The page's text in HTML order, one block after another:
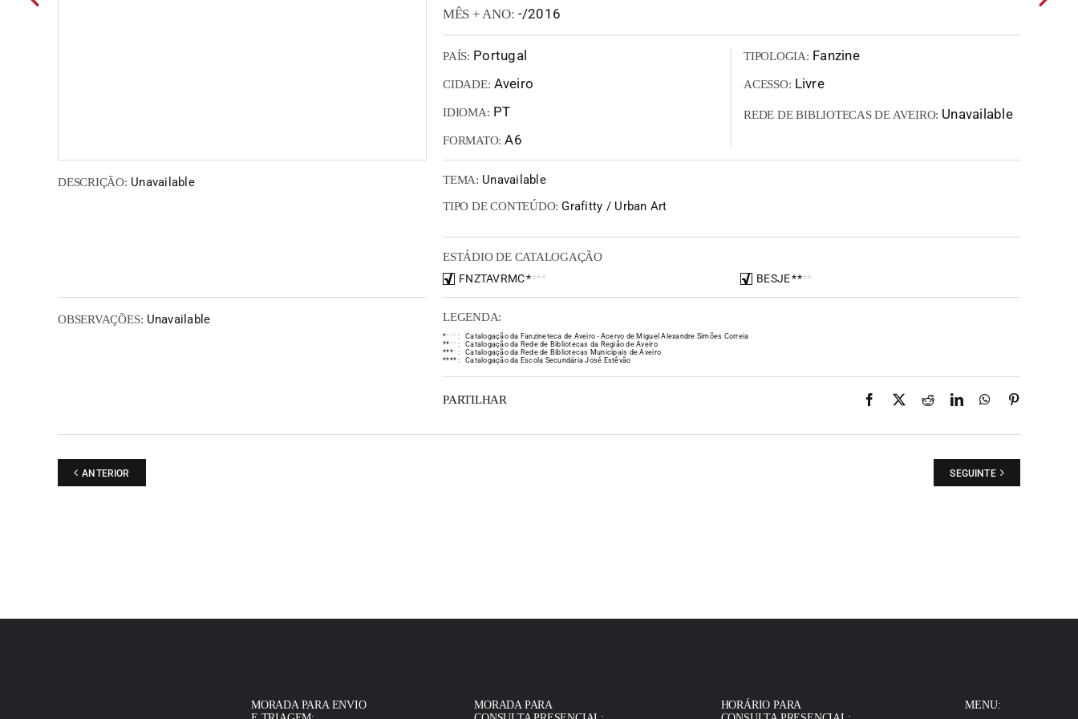
MÊS + ANO: -/2016
PAÍS: Portugal
CIDADE: Aveiro
IDIOMA: PT
FORMATO: A6
TIPOLOGIA: Fanzine
ACESSO: Livre
REDE DE BIBLIOTECAS DE AVEIRO: Unavailable
DESCRIÇÃO: Unavailable TEMA: Unavailable
TIPO DE CONTEÚDO: Grafitty / Urban Art
ESTÁDIO DE CATALOGAÇÃO
FNZTAVRMC**** BESJE****
OBSERVAÇÕES: Unavailable LEGENDA:
** * * :
Catalogação da Fanzineteca de Aveiro - Acervo de Miguel Alexandre Simões Correia
** * * :
Catalogação da Rede de Bibliotecas da Região de Aveiro
**** :
Catalogação da Rede de Bibliotecas Municipais de Aveiro
**** : Catalogação da Escola Secundária José Estêvão
PARTILHAR Facebook
X RedditLinkedInWhatsApp
ANTERIOR SEGUINTE
MORADA PARA ENVIO
MORADA PARA
HORÁRIO PARA
MENU: